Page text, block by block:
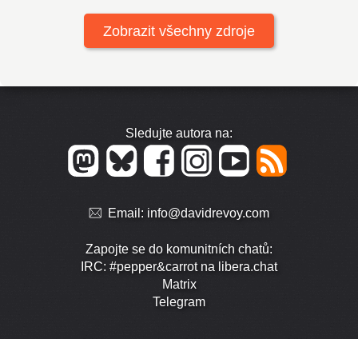
Zobrazit všechny zdroje
Sledujte autora na:
Email: info@davidrevoy.com
Zapojte se do komunitních chatů:
IRC: #pepper&carrot na libera.chat
Matrix
Telegram